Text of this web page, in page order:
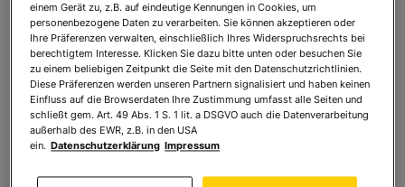
einem Gerät zu, z.B. auf eindeutige Kennungen in Cookies, um
personenbezogene Daten zu verarbeiten. Sie können akzeptieren oder
Ihre Präferenzen verwalten, einschließlich Ihres Widerspruchsrechts bei
berechtigtem Interesse. Klicken Sie dazu bitte unten oder besuchen Sie
zu einem beliebigen Zeitpunkt die Seite mit den Datenschutzrichtlinien.
Diese Präferenzen werden unseren Partnern signalisiert und haben keinen
Einfluss auf die Browserdaten Ihre Zustimmung umfasst alle Seiten und
schließt gem. Art. 49 Abs. 1 S. 1 lit. a DSGVO auch die Datenverarbeitung
außerhalb des EWR, z.B. in den USA
ein. Datenschutzerklärung Impressum